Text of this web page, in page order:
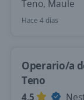
Teno, Maule
Hace 4 días
Operario/a
Teno
4,5